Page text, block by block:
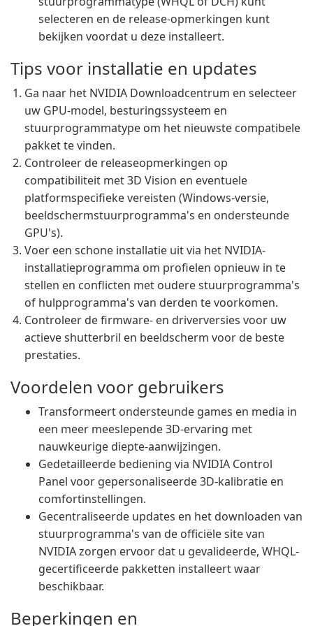
selecteren en de release-opmerkingen kunt
bekijken voordat u deze installeert.
Tips voor installatie en updates
Ga naar het NVIDIA Downloadcentrum en selecteer
uw GPU-model, besturingssysteem en
stuurprogrammatype om het nieuwste compatibele
pakket te vinden.
Controleer de releaseopmerkingen op
compatibiliteit met 3D Vision en eventuele
platformspecifieke vereisten (Windows-versie,
beeldschermstuurprogramma's en ondersteunde
GPU's).
Voer een schone installatie uit via het NVIDIA-
installatieprogramma om profielen opnieuw in te
stellen en conflicten met oudere stuurprogramma's
of hulpprogramma's van derden te voorkomen.
Controleer de firmware- en driverversies voor uw
actieve shutterbril en beeldscherm voor de beste
prestaties.
Voordelen voor gebruikers
Transformeert ondersteunde games en media in
een meer meeslepende 3D-ervaring met
nauwkeurige diepte-aanwijzingen.
Gedetailleerde bediening via NVIDIA Control
Panel voor gepersonaliseerde 3D-kalibratie en
comfortinstellingen.
Gecentraliseerde updates en het downloaden van
stuurprogramma's van de officiële site van
NVIDIA zorgen ervoor dat u gevalideerde, WHQL-
gecertificeerde pakketten installeert waar
beschikbaar.
Beperkingen en